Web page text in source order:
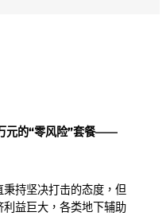
的“零风险”套餐——
持坚决打击的态度，但
益巨大，各类地下辅助